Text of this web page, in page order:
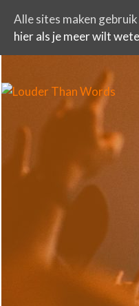
Alle sites maken
hier als je meer wilt